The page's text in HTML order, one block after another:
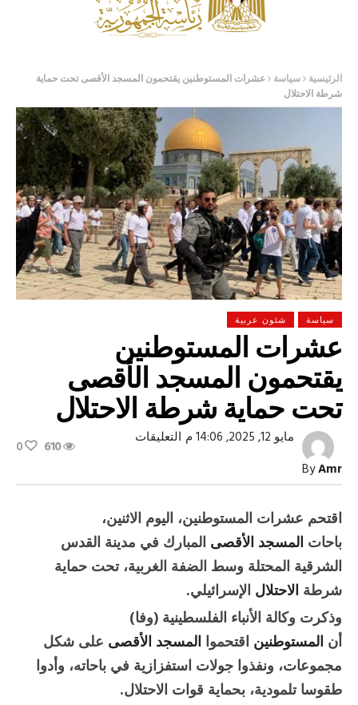
الرئيسية سياسة عشرات المستوطنين يقتحمون المسجد الأقصى تحت حماية
شرطة الاحتلال
سياسة شئون عربية
عشرات المستوطنين
يقتحمون المسجد الأقصى
تحت حماية شرطة الاحتلال
ByAmr
مايو 12, 2025, 14:06 م التعليقاتعلى
المسجد
تحت
حماية
شرطة
الاحتلال
مغلقة
610
0
اقتحم عشرات المستوطنين، اليوم الاثنين،
باحاتالمسجد الأقصىالمبارك في مدينة القدس
الشرقية المحتلة وسط الضفة الغربية، تحت حماية
شرطةالاحتلالالإسرائيلي.
وذكرت وكالة الأنباء الفلسطينية (وفا)
أنالمستوطنيناقتحمواالمسجد الأقصىعلى شكل
مجموعات، ونفذوا جولات استفزازية في باحاته، وأدوا
طقوسا تلمودية، بحماية قوات الاحتلال.